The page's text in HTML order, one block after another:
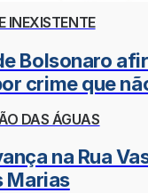
INEXISTENTE
Bolsonaro
crime que
DAS ÁGUAS
na Rua
Marias